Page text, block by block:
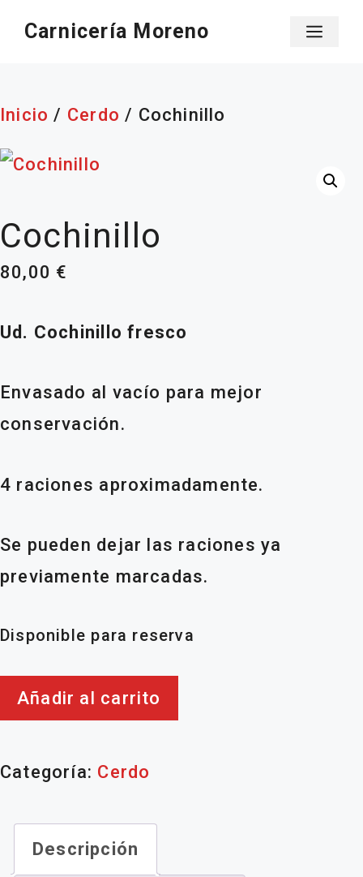
Carnicería Moreno
Inicio / Cerdo / Cochinillo
Cochinillo
80,00 €
Ud. Cochinillo fresco
Envasado al vacío para mejor
conservación.
4 raciones aproximadamente.
Se pueden dejar las raciones ya
previamente marcadas.
Disponible para reserva
Cochinillo
cantidad
Añadir al carrito
Categoría: Cerdo
Descripción